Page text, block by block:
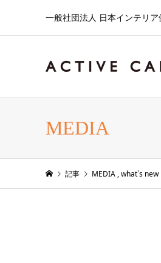
一般社団法人 日本インテリア
MEDIA
記事 MEDIA ,what`s new